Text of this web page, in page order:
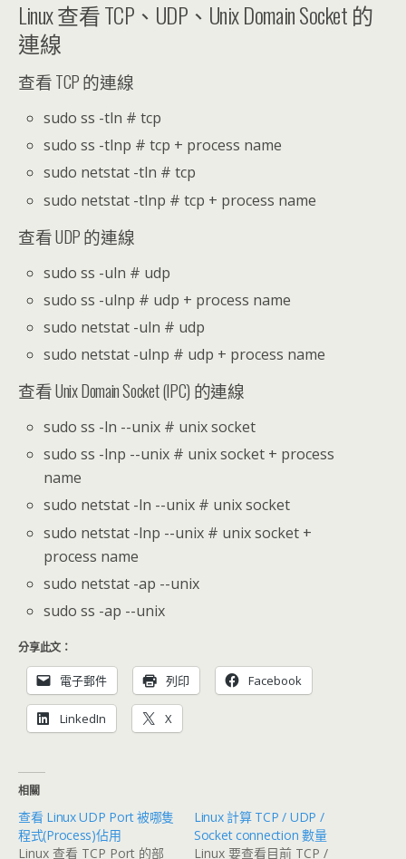
Linux 查看 TCP、UDP、Unix Domain Socket 的
連線
查看 TCP 的連線
sudo ss -tln # tcp
sudo ss -tlnp # tcp + process name
sudo netstat -tln # tcp
sudo netstat -tlnp # tcp + process name
查看 UDP 的連線
sudo ss -uln # udp
sudo ss -ulnp # udp + process name
sudo netstat -uln # udp
sudo netstat -ulnp # udp + process name
查看 Unix Domain Socket (IPC) 的連線
sudo ss -ln --unix # unix socket
sudo ss -lnp --unix # unix socket + process
name
sudo netstat -ln --unix # unix socket
sudo netstat -lnp --unix # unix socket +
process name
sudo netstat -ap --unix
sudo ss -ap --unix
分享此文：
電子郵件 列印 Facebook
LinkedIn X
相關
查看 Linux UDP Port 被哪隻
程式(Process)佔用
Linux 查看 TCP Port 的部
Linux 計算 TCP / UDP /
Socket connection 數量
Linux 要查看目前 TCP /